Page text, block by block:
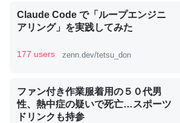
コオロギのカルシウム分はエビの600分
─ニュース :: 【研究発表】昆虫学の大問題＝「
いのか」に関する新仮説
Claude Code で「ループエンジニ
アリング」を実践してみた
177 users zenn.dev/tetsu_don
ファン付き作業服着用の５０代男
性、熱中症の疑いで死亡…スポーツ
ドリンクも持参